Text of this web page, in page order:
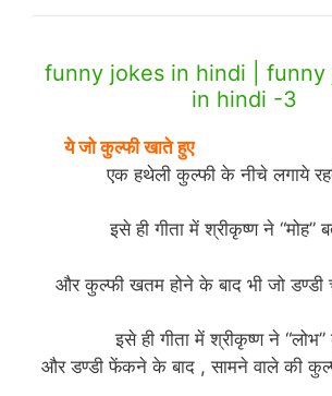
funny jokes in hindi | funny
in hindi -3
ये जो कुल्फी खाते हुए(funny jokes
एक हथेली कुल्फी के नीचे लगाये
इसे ही गीता में श्रीकृष्ण ने “मोह”
और कुल्फी खतम होने के बाद भी जो डण्डी
इसे ही गीता में श्रीकृष्ण ने
और डण्डी फेंकने के बाद , सामने वाले की